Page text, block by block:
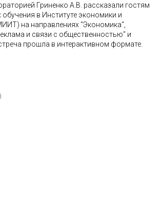
Гриненко А.В. рассказали гостям
в Институте экономики и
на направлениях "Экономика",
и связи с общественностью" и
прошла в интерактивном формате.